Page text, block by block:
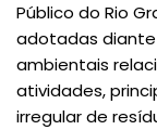
Público do Rio
adotadas
ambientais
atividades,
irregular de